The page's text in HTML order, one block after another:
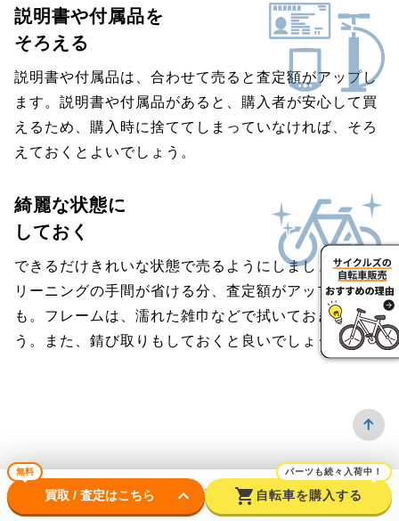
説明書や付属品を
そろえる
説明書や付属品は、合わせて売ると査定額がアップし
ます。説明書や付属品があると、購入者が安心して買
えるため、購入時に捨ててしまっていなければ、そろ
えておくとよいでしょう。
綺麗な状態に
しておく
できるだけきれいな状態で売るようにしましょう。ク
リーニングの手間が省ける分、査定額がアップするか
も。フレームは、濡れた雑巾などで拭いておきましょ
う。また、錆び取りもしておくと良いでしょう。
よくある質問
無料
買取 / 査定はこちら keyboard_arrow_down shopping_cart
パーツも続々入荷中！
自転車を購入する